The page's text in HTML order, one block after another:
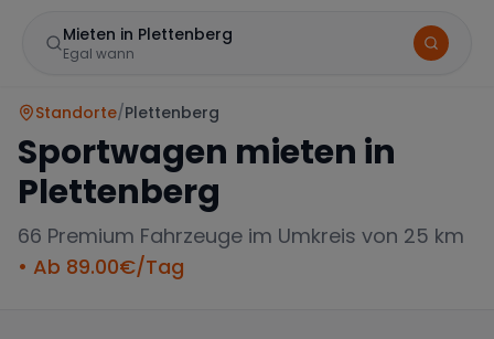
Mieten in Plettenberg
Egal wann
Standorte/Plettenberg
Sportwagen mieten in
Plettenberg
66 Premium Fahrzeuge im Umkreis von 25 km
• Ab 89.00€/Tag